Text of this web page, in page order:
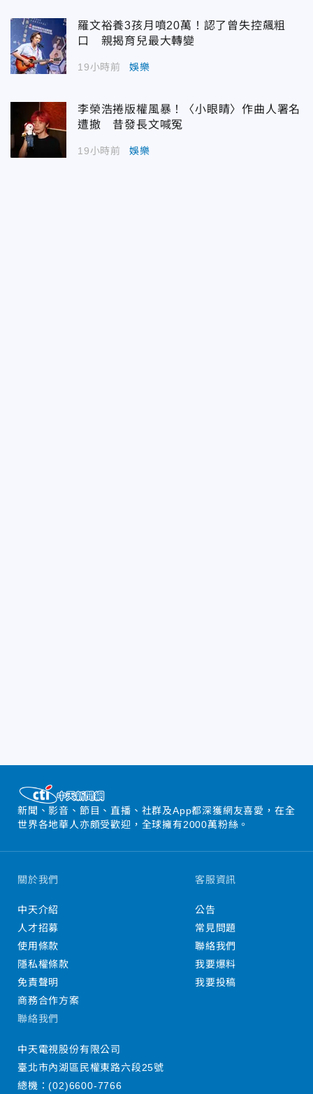
羅文裕養3孩月噴20萬！認了曾失控飆粗
口 親揭育兒最大轉變
19小時前 娛樂
李榮浩捲版權風暴！〈小眼睛〉作曲人署名
遭撤 昔發長文喊冤
19小時前 娛樂
新聞、影音、節目、直播、社群及App都深獲網友喜愛，在全
世界各地華人亦頗受歡迎，全球擁有2000萬粉絲。
關於我們
中天介紹
人才招募
使用條款
隱私權條款
免責聲明
商務合作方案
客服資訊
公告
常見問題
聯絡我們
我要爆料
我要投稿
聯絡我們
中天電視股份有限公司
臺北市內湖區民權東路六段25號
總機：(02)6600-7766